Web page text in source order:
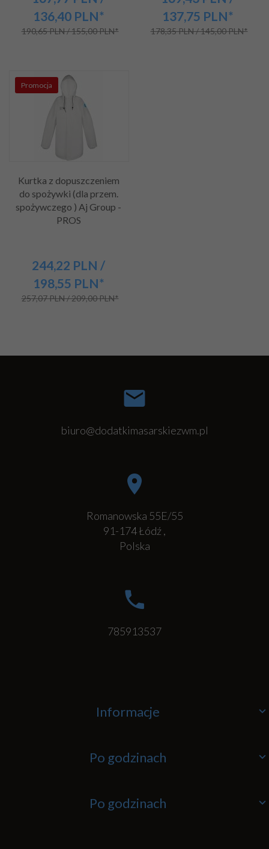
136,40 PLN*
190,65 PLN / 155,00 PLN*
137,75 PLN*
178,35 PLN / 145,00 PLN*
Promocja
Kurtka z dopuszczeniem
do spożywki (dla przem.
spożywczego ) Aj Group -
PROS
244,22 PLN /
198,55 PLN*
257,07 PLN / 209,00 PLN*
biuro@dodatkimasarskiezwm.pl
Romanowska 55E/55
91-174Łódź,
Polska
785913537
Informacje
Po godzinach
Po godzinach